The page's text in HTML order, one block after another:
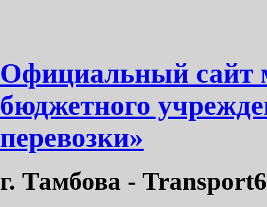
Официальный сайт
бюджетного
перевозки»
г. Тамбова -